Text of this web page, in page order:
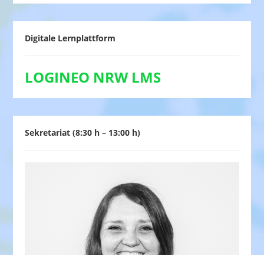
Digitale Lernplattform
LOGINEO NRW LMS
Sekretariat (8:30 h – 13:00 h)